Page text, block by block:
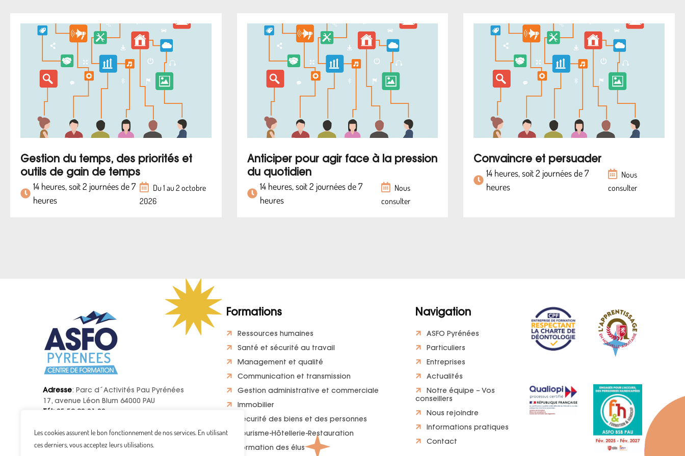
Les cookies assurent le bon fonctionnement de nos services. En utilisant
ces derniers, vous acceptez leurs utilisations.
Gestion du temps, des priorités et
outils de gain de temps
14 heures, soit 2 journées de 7
heures
Du 1 au 2 octobre
2026
Anticiper pour agir face à la pression
du quotidien
14 heures, soit 2 journées de 7
heures
Nous
consulter
Convaincre et persuader
14 heures, soit 2 journées de 7
heures
Nous
consulter
Adresse: Parc d´Activités Pau Pyrénées
17, avenue Léon Blum 64000 PAU
Formations
Ressources humaines
Santé et sécurité au travail
Management et qualité
Communication et transmission
Gestion administrative et commerciale
Immobilier
Sécurité des biens et des personnes
Tourisme-Hôtellerie-Restauration
Formation des élus
Navigation
ASFO Pyrénées
Particuliers
Entreprises
Actualités
Notre équipe – Vos
conseillers
Nous rejoindre
Informations pratiques
Contact